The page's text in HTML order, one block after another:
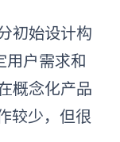
初始设计构
用户需求和
概念化产品
较少，但很